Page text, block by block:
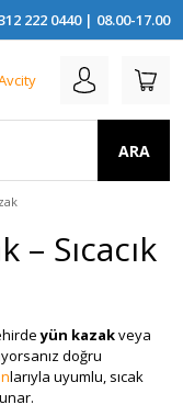
222 0440 | 08.00-17.00
ARA
Sıcacık
yün kazakveya
doğru
larıyla uyumlu, sıcak